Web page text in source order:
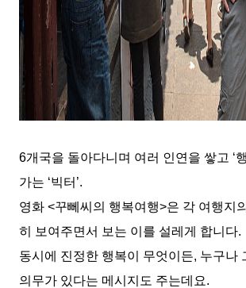
6개국을 돌아다니며 여러 인연을 쌓고 ‘
가는 ‘빅터 ’.
영화 <꾸뻬씨의 행복여행>은 각 여행지
히 보여주면서 보는 이를 설레게 합니다.
동시에 진정한 행복이 무엇이든, 누구나
의무가 있다는 메시지도 주는데요.